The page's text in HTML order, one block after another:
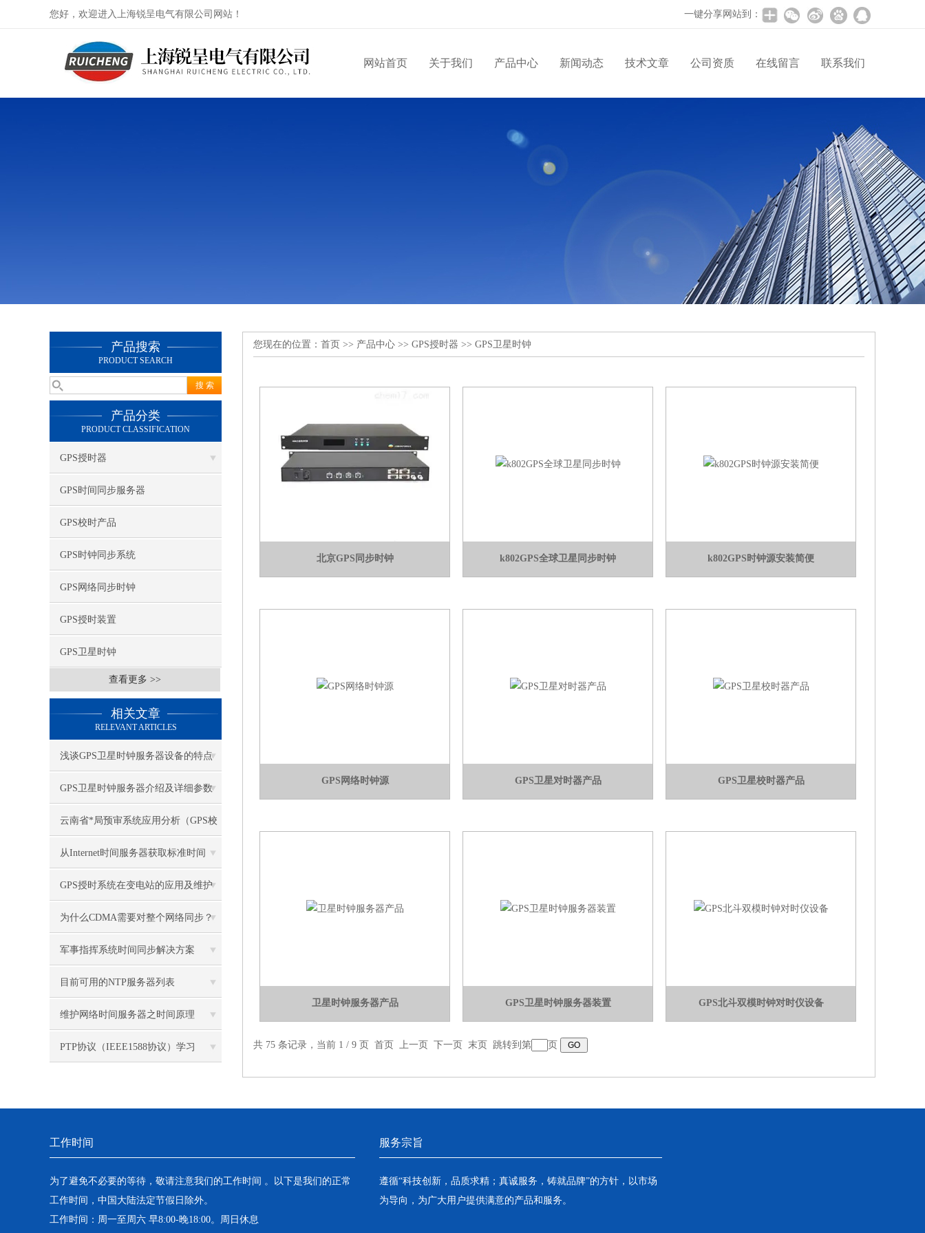
您好，欢迎进入上海锐呈电气有限公司网站！ 一键分享网站到：
网站首页 关于我们 产品中心 新闻动态 技术文章 公司资质 在线留言 联系我们
产品搜索
PRODUCT SEARCH
产品分类
PRODUCT CLASSIFICATION
GPS授时器
GPS时间同步服务器
GPS校时产品
GPS时钟同步系统
GPS网络同步时钟
GPS授时装置
GPS卫星时钟
查看更多 >>
相关文章
RELEVANT ARTICLES
浅谈GPS卫星时钟服务器设备的特点
GPS卫星时钟服务器介绍及详细参数
云南省*局预审系统应用分析（GPS校
时服务器）
从Internet时间服务器获取标准时间
GPS授时系统在变电站的应用及维护
保养（2）
为什么CDMA需要对整个网络同步？
军事指挥系统时间同步解决方案
目前可用的NTP服务器列表
维护网络时间服务器之时间原理
PTP协议（IEEE1588协议）学习
您现在的位置： 首页 >> 产品中心 >> GPS授时器 >> GPS卫星时钟
北京GPS同步时钟 k802GPS全球卫星同步时钟 k802GPS时钟源安装简便
GPS网络时钟源 GPS卫星对时器产品 GPS卫星校时器产品
卫星时钟服务器产品 GPS卫星时钟服务器装置 GPS北斗双模时钟对时仪设备
共 75 条记录，当前 1 / 9 页 首页 上一页 下一页 末页 跳转到第 页
工作时间
为了避免不必要的等待，敬请注意我们的工作时间 。以下是我们的正常
工作时间，中国大陆法定节假日除外。
工作时间：周一至周六 早8:00-晚18:00。周日休息
服务宗旨
遵循“科技创新，品质求精；真诚服务，铸就品牌”的方针，以市场
为导向，为广大用户提供满意的产品和服务。